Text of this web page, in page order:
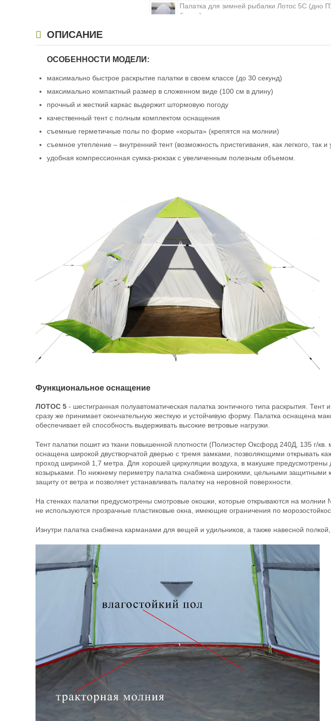
Палатка для зимней рыбалки Лотос 5С (дно
белая)
ОПИСАНИЕ
ОСОБЕННОСТИ МОДЕЛИ:
максимально быстрое раскрытие палатки в своем классе (до 30 секунд)
максимально компактный размер в сложенном виде (100 см в длину)
прочный и жесткий каркас выдержит штормовую погоду
качественный тент с полным комплектом оснащения
съемные герметичные полы по форме «корыта» (крепятся на молнии)
съемное утепление – внутренний тент (возможность пристегивания, как легкого, так и
удобная компрессионная сумка-рюкзак с увеличенным полезным объемом.
Функциональное оснащение
ЛОТОС 5 - шестигранная полуавтоматическая палатка зонтичного типа раскрытия.
сразу же принимает окончательную жесткую и устойчивую форму. Палатка оснащена
обеспечивает ей способность выдерживать высокие ветровые нагрузки.
Тент палатки пошит из ткани повышенной плотности (Полиэстер Оксфорд 240Д, 135 г/
оснащена широкой двустворчатой дверью с тремя замками, позволяющими открывать
проход шириной 1,7 метра. Для хорошей циркуляции воздуха, в макушке
козырьками. По нижнему периметру палатка снабжена широкими, цельными
защиту от ветра и позволяет устанавливать палатку на неровной поверхности.
На стенках палатки предусмотрены смотровые окошки, которые открываются на
не используются прозрачные пластиковые окна, имеющие ограничения по
Изнутри палатка снабжена карманами для вещей и удильников, а также навесной